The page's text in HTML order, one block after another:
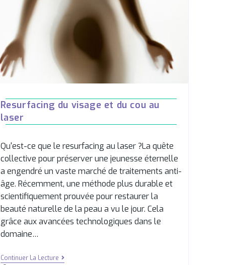
Resurfacing du visage et du cou au
laser
Qu'est-ce que le resurfacing au laser ?La quête
collective pour préserver une jeunesse éternelle
a engendré un vaste marché de traitements anti-
âge. Récemment, une méthode plus durable et
scientifiquement prouvée pour restaurer la
beauté naturelle de la peau a vu le jour. Cela
grâce aux avancées technologiques dans le
domaine…
Continuer La Lecture